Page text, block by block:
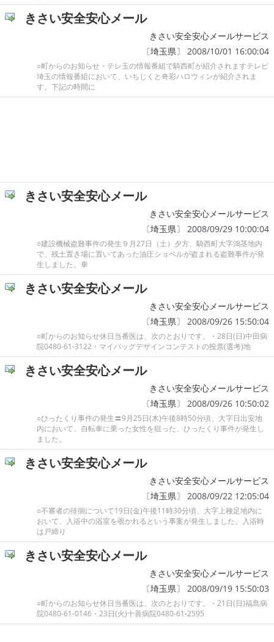
きさい安全安心メール
きさい安全安心メールサービス
〔埼玉県〕 2008/10/01 16:00:04
○町からのお知らせ・テレ玉の情報番組で騎西町が紹介されますテレビ
埼玉の情報番組において、いちじくと奇彩ハロウィンが紹介されま
す。下記の時間に
きさい安全安心メール
きさい安全安心メールサービス
〔埼玉県〕 2008/09/29 10:00:04
○建設機械盗難事件の発生９月27日（土）夕方、騎西町大字鴻茎地内
で、残土置き場に置いてあった油圧ショベルが盗まれる盗難事件が発
生しました。車
きさい安全安心メール
きさい安全安心メールサービス
〔埼玉県〕 2008/09/26 15:50:04
○町からのお知らせ休日当番医は、次のとおりです。・28日(日)中田病
院0480-61-3122・マイバッグデザインコンテストの投票(選考)地
きさい安全安心メール
きさい安全安心メールサービス
〔埼玉県〕 2008/09/26 10:50:02
○ひったくり事件の発生〓9月25日(木)午後8時50分頃、大字日出安地
内において、自転車に乗った女性を狙った、ひったくり事件が発生し
ました。
きさい安全安心メール
きさい安全安心メールサービス
〔埼玉県〕 2008/09/22 12:05:04
○不審者の徘徊について19日(金)午後11時30分頃、大字上種足地内に
おいて、入浴中の浴室を覗かれるという事案が発生しました。入浴時
は戸締り
きさい安全安心メール
きさい安全安心メールサービス
〔埼玉県〕 2008/09/19 15:50:03
○町からのお知らせ休日当番医は、次のとおりです。・21日(日)福島病
院0480-61-0146・23日(火)十善病院0480-61-2595